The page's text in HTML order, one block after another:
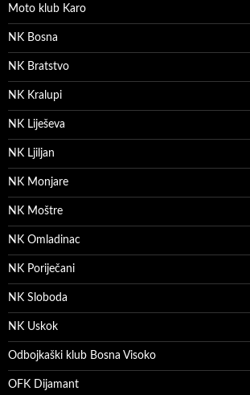
Moto klub Karo
NK Bosna
NK Bratstvo
NK Kralupi
NK Liješeva
NK Ljiljan
NK Monjare
NK Moštre
NK Omladinac
NK Poriječani
NK Sloboda
NK Uskok
Odbojkaški klub Bosna Visoko
OFK Dijamant